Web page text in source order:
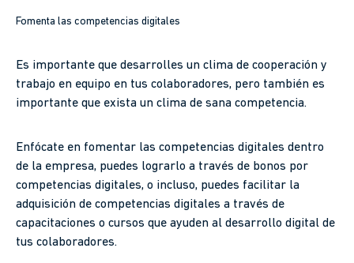
Fomenta las competencias digitales
Es importante que desarrolles un clima de cooperación y
trabajo en equipo en tus colaboradores, pero también es
importante que exista un clima de sana competencia.
Enfócate en fomentar las competencias digitales dentro
de la empresa, puedes lograrlo a través de bonos por
competencias digitales, o incluso, puedes facilitar la
adquisición de competencias digitales a través de
capacitaciones o cursos que ayuden al desarrollo digital de
tus colaboradores.